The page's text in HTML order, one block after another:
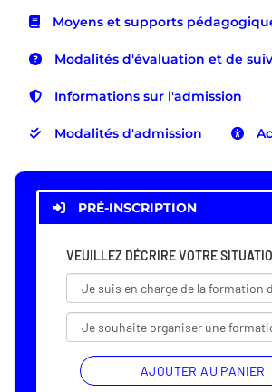
Moyens et supports
Modalités d'évaluation et de
Informations sur l'admission
Modalités d'admission
PRÉ-INSCRIPTION
VEUILLEZ DÉCRIRE VOTRE
AJOUTER AU PANIER